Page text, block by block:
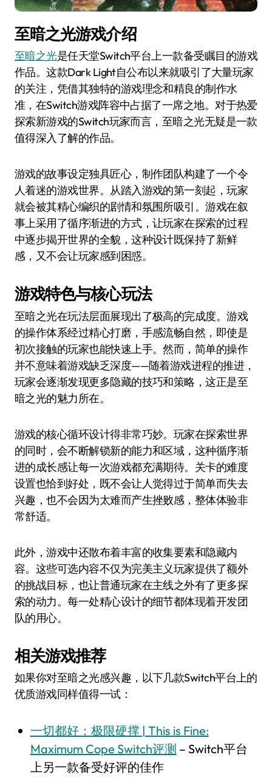
至暗之光游戏介绍
至暗之光是任天堂Switch平台上一款备受瞩目的游戏
作品。这款Dark Light自公布以来就吸引了大量玩家
的关注，凭借其独特的游戏理念和精良的制作水
准，在Switch游戏阵容中占据了一席之地。对于热爱
探索新游戏的Switch玩家而言，至暗之光无疑是一款
值得深入了解的作品。
游戏的故事设定独具匠心，制作团队构建了一个令
人着迷的游戏世界。从踏入游戏的第一刻起，玩家
就会被其精心编织的剧情和氛围所吸引。游戏在叙
事上采用了循序渐进的方式，让玩家在探索的过程
中逐步揭开世界的全貌，这种设计既保持了新鲜
感，又不会让玩家感到困惑。
游戏特色与核心玩法
至暗之光在玩法层面展现出了极高的完成度。游戏
的操作体系经过精心打磨，手感流畅自然，即使是
初次接触的玩家也能快速上手。然而，简单的操作
并不意味着游戏缺乏深度——随着游戏进程的推进，
玩家会逐渐发现更多隐藏的技巧和策略，这正是至
暗之光的魅力所在。
游戏的核心循环设计得非常巧妙。玩家在探索世界
的同时，会不断解锁新的能力和区域，这种循序渐
进的成长感让每一次游戏都充满期待。关卡的难度
设置也恰到好处，既不会让人觉得过于简单而失去
兴趣，也不会因为太难而产生挫败感，整体体验非
常舒适。
此外，游戏中还散布着丰富的收集要素和隐藏内
容。这些可选内容不仅为完美主义玩家提供了额外
的挑战目标，也让普通玩家在主线之外有了更多探
索的动力。每一处精心设计的细节都体现着开发团
队的用心。
相关游戏推荐
如果你对至暗之光感兴趣，以下几款Switch平台上的
优质游戏同样值得一试：
一切都好：极限硬撑 | This is Fine:
Maximum Cope Switch评测 – Switch平台
上另一款备受好评的佳作